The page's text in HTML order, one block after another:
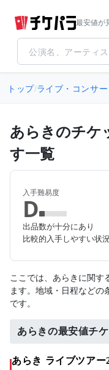
最安値が
トップ/ライブ・コンサー
あらきのチケ
す一覧
入手難易度
D
出品数が十分にあり
比較的入手しやすい状
ここでは、あらきに関す
ます。地域・日程などの
です。
あらきの最安値チケ
あらき ライブツア